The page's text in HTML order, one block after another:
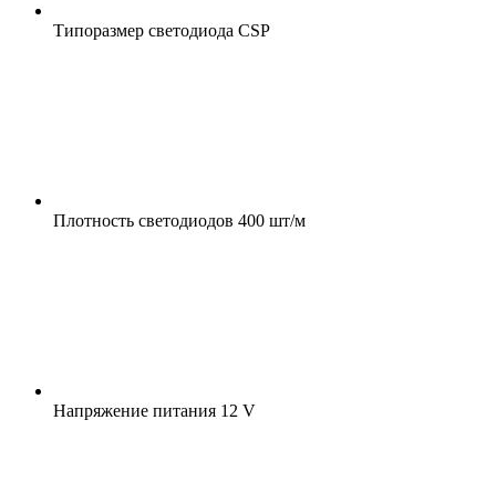
Типоразмер светодиода CSP
Плотность светодиодов 400 шт/м
Напряжение питания 12 V